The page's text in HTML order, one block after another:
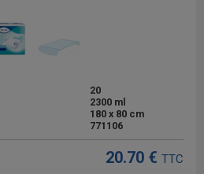
20
2300 ml
180 x 80 cm
771106
20.70 € TTC